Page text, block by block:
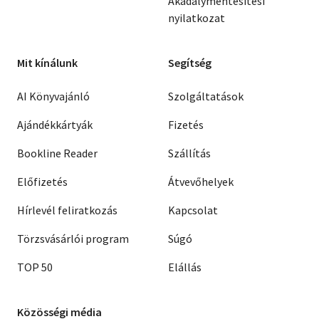
nyilatkozat
Mit kínálunk
AI Könyvajánló
Ajándékkártyák
Bookline Reader
Előfizetés
Hírlevél feliratkozás
Törzsvásárlói program
TOP 50
Segítség
Szolgáltatások
Fizetés
Szállítás
Átvevőhelyek
Kapcsolat
Súgó
Elállás
Közösségi média